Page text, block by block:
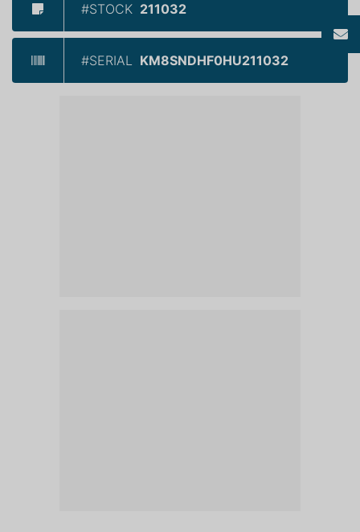
#STOCK 211032
#SERIAL KM8SNDHF0HU211032